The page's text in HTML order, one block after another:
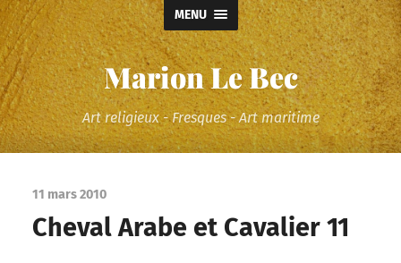
MENU
Marion Le Bec
Art religieux - Fresques - Art maritime
11 mars 2010
Cheval Arabe et Cavalier 11